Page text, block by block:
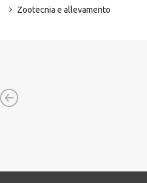
Zootecnia e allevamento